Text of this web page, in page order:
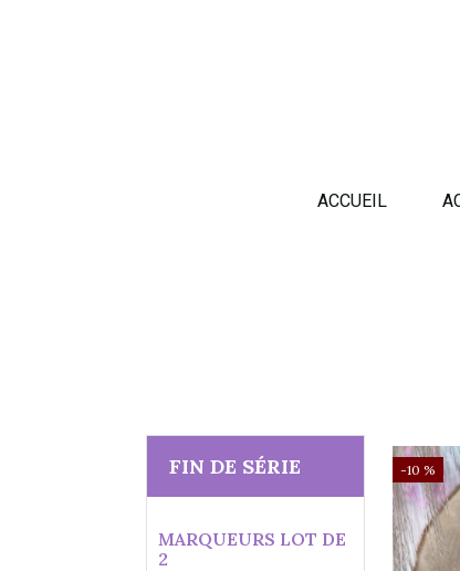
ACCUEIL
FIN DE SÉRIE
MARQUEURS LOT DE
2
-10 %